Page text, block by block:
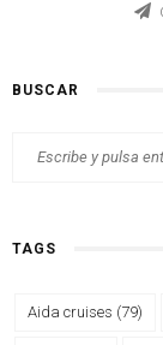
BUSCAR
TAGS
Aida cruises (79)